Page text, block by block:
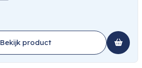
Bekijk product